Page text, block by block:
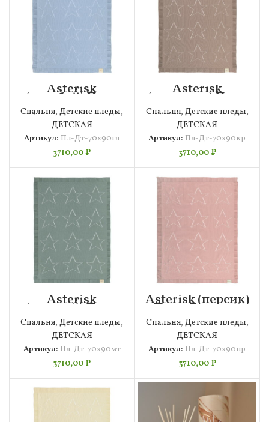
Asterisk
(голубой) Плед
Детский 70х90
Спальня,Детские пледы,
ДЕТСКАЯ
Артикул: Пл-Дт-70х90гл
3710,00₽
Asterisk
(карамель) Плед
Детский 70х90
Спальня, Детские пледы,
ДЕТСКАЯ
Артикул: Пл-Дт-70х90кр
3710,00₽
Asterisk
(мятный) Плед
Детский 70х90
Спальня,Детские пледы,
ДЕТСКАЯ
Артикул: Пл-Дт-70х90мт
3710,00₽
Asterisk (персик)
Плед Детский
70х90
Спальня, Детские пледы,
ДЕТСКАЯ
Артикул: Пл-Дт-70х90пр
3710,00₽